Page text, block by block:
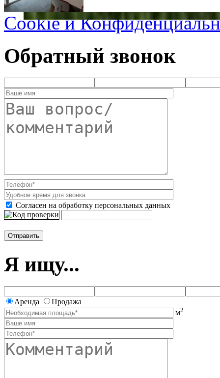
Cookie и
Обратный звонок
Согласен на обработку персональных данных
Я ищу...
Аренда
Продажа
м2